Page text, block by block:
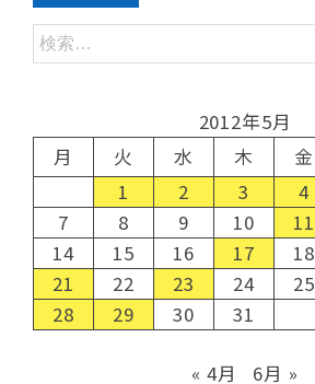
2012年5月
月
火 水 木 金
1
2 3 4
7
8 9 10 11
14
15 16 17 18
21
22 23 24 25
28
29 30 31
« 4月 6月 »